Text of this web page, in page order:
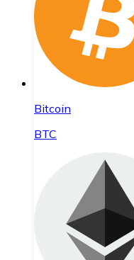
Bitcoin
BTC